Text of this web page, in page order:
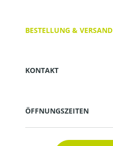
BESTELLUNG & VERSAND
KONTAKT
ÖFFNUNGSZEITEN